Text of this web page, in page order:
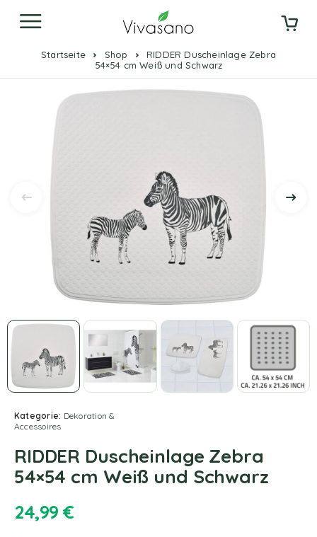
Startseite Shop
RIDDER Duscheinlage Zebra
54×54 cm Weiß und Schwarz
Kategorie: Dekoration &
Accessoires
RIDDER Duscheinlage Zebra
54×54 cm Weiß und Schwarz
24,99 €